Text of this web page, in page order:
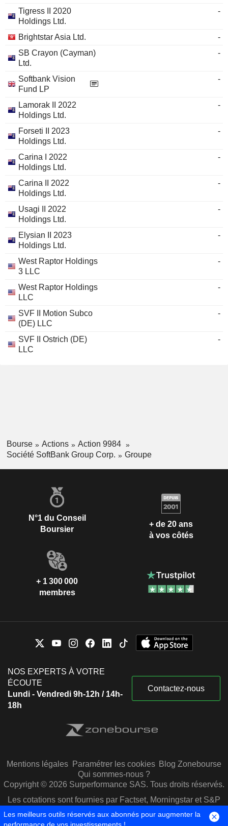
Tigress II 2020
Holdings Ltd.
-
Brightstar Asia Ltd.
-
SB Crayon (Cayman)
Ltd.
-
Softbank Vision
Fund LP
-
Lamorak II 2022
Holdings Ltd.
-
Forseti II 2023
Holdings Ltd.
-
Carina I 2022
Holdings Ltd.
-
Carina II 2022
Holdings Ltd.
-
Usagi II 2022
Holdings Ltd.
-
Elysian II 2023
Holdings Ltd.
-
West Raptor Holdings
3 LLC
-
West Raptor Holdings
LLC
-
SVF II Motion Subco
(DE) LLC
-
SVF II Ostrich (DE)
LLC
-
Bourse Actions
Action 9984
Société SoftBank Group Corp.
Groupe
N°1 du Conseil
Boursier
+ de 20 ans
à vos côtés
+ 1 300 000
membres
NOS EXPERTS À VOTRE
ÉCOUTE
Lundi - Vendredi 9h-12h / 14h-
18h
Contactez-nous
Mentions légales Paramétrer les cookies Blog Zonebourse
Qui sommes-nous ?
Copyright © 2026 Surperformance SAS. Tous droits réservés.
Les cotations sont fournies par Factset, Morningstar et S&P
Capital IQ
Les meilleurs outils réservés aux abonnés pour augmenter la